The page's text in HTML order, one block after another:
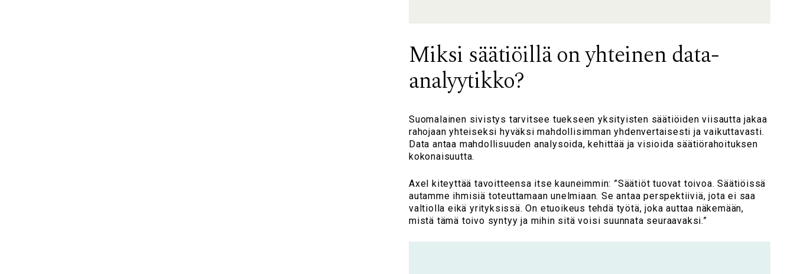
Miksi säätiöillä on yhteinen data-
analyytikko?
Suomalainen sivistys tarvitsee tuekseen yksityisten säätiöiden viisautta jakaa
rahojaan yhteiseksi hyväksi mahdollisimman yhdenvertaisesti ja vaikuttavasti.
Data antaa mahdollisuuden analysoida, kehittää ja visioida säätiörahoituksen
kokonaisuutta.
Axel kiteyttää tavoitteensa itse kauneimmin: ”Säätiöt tuovat toivoa. Säätiöissä
autamme ihmisiä toteuttamaan unelmiaan. Se antaa perspektiiviä, jota ei saa
valtiolla eikä yrityksissä. On etuoikeus tehdä työtä, joka auttaa näkemään,
mistä tämä toivo syntyy ja mihin sitä voisi suunnata seuraavaksi.”